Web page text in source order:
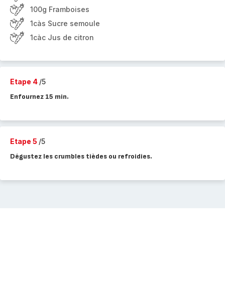
100g Framboises
1càs Sucre semoule
1càc Jus de citron
Etape 4 /5
Enfournez 15 min.
Etape 5 /5
Dégustez les crumbles tièdes ou refroidies.